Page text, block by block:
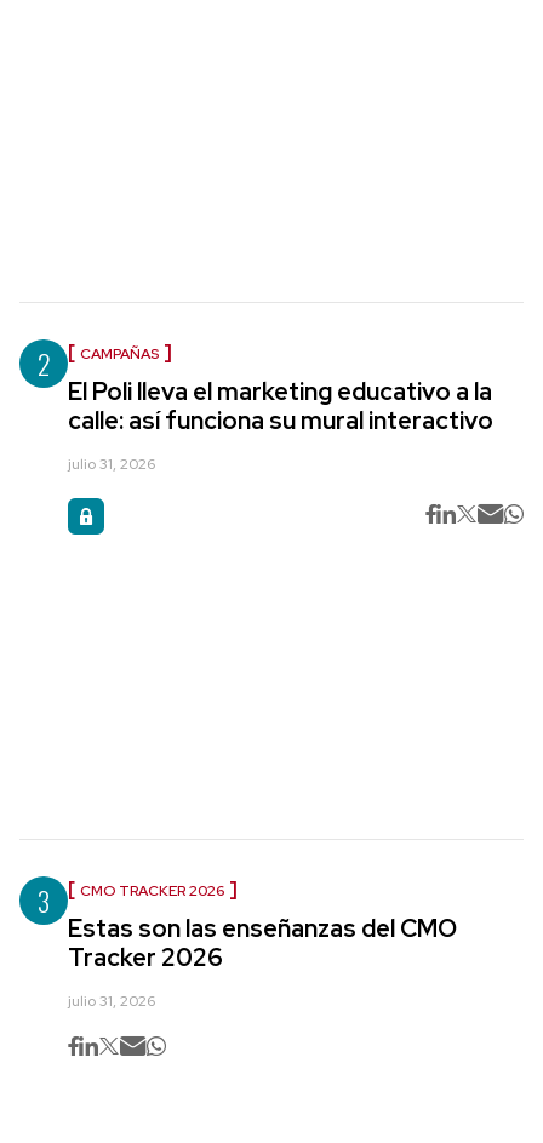
2 CAMPAÑAS
El Poli lleva el marketing educativo a la
calle: así funciona su mural interactivo
julio 31, 2026
3 CMO TRACKER 2026
Estas son las enseñanzas del CMO
Tracker 2026
julio 31, 2026